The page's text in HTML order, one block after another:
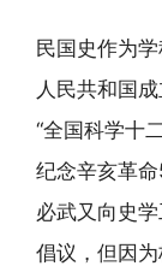
民国史作为
人民共和国
“全国科学十
纪念辛亥革
必武又向史
倡议，但因为